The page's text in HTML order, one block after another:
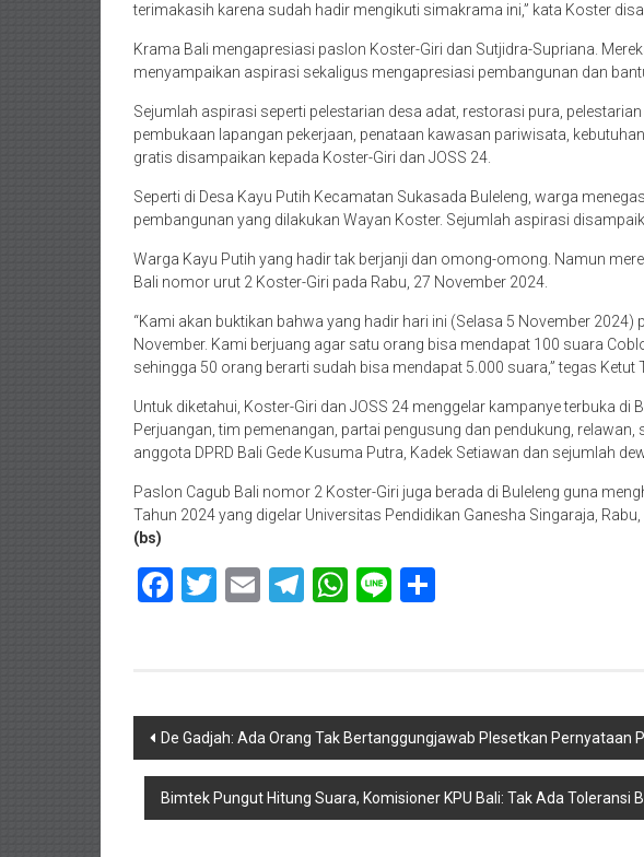
terimakasih karena sudah hadir mengikuti simakrama ini,” kata Koster
Krama Bali mengapresiasi paslon Koster-Giri dan Sutjidra-Supriana.
menyampaikan aspirasi sekaligus mengapresiasi pembangunan dan
Sejumlah aspirasi seperti pelestarian desa adat, restorasi pura,
pembukaan lapangan pekerjaan, penataan kawasan pariwisata,
gratis disampaikan kepada Koster-Giri dan JOSS 24.
Seperti di Desa Kayu Putih Kecamatan Sukasada Buleleng, warga
pembangunan yang dilakukan Wayan Koster. Sejumlah aspirasi
Warga Kayu Putih yang hadir tak berjanji dan omong-omong. Namun
Bali nomor urut 2 Koster-Giri pada Rabu, 27 November 2024.
“Kami akan buktikan bahwa yang hadir hari ini (Selasa 5 November
November. Kami berjuang agar satu orang bisa mendapat 100 suara
sehingga 50 orang berarti sudah bisa mendapat 5.000 suara,” tegas Ketut
Untuk diketahui, Koster-Giri dan JOSS 24 menggelar kampanye terbuka di
Perjuangan, tim pemenangan, partai pengusung dan pendukung, relawan,
anggota DPRD Bali Gede Kusuma Putra, Kadek Setiawan dan sejumlah
Paslon Cagub Bali nomor 2 Koster-Giri juga berada di Buleleng guna
Tahun 2024 yang digelar Universitas Pendidikan Ganesha Singaraja,
(bs)
Facebook
Twitter
EmailTelegram
WhatsApp
Line
Navigasi
pos
De Gadjah: Ada Orang Tak Bertanggungjawab Plesetkan Pernyataan
Bimtek Pungut Hitung Suara, Komisioner KPU Bali: Tak Ada Toleransi